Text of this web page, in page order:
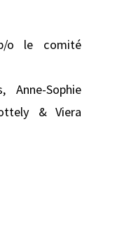
o le comité
Sophie
& Viera